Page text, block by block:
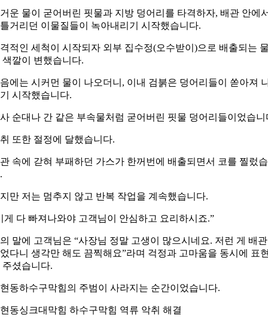
운 물이 굳어버린 핏물과 지방 덩어리를 타격하자, 배관 안에
거리던 이물질들이 녹아내리기 시작했습니다.
적인 세척이 시작되자 외부 집수정(오수받이)으로 배출되는
색깔이 변했습니다.
에는 시커먼 물이 나오더니, 이내 검붉은 덩어리들이 쏟아져
시작했습니다.
순대나 간 같은 부속물처럼 굳어버린 핏물 덩어리들이었습니
또한 절정에 달했습니다.
속에 갇혀 부패하던 가스가 한꺼번에 배출되면서 코를 찔렀
만 저는 멈추지 않고 반복 작업을 계속했습니다.
게 다 빠져나와야 고객님이 안심하고 요리하시죠.”
말에 고객님은 “사장님 정말 고생이 많으시네요. 저런 게 배
다니 생각만 해도 끔찍해요”라며 걱정과 고마움을 동시에 표
주셨습니다.
동하수구막힘의 주범이 사라지는 순간이었습니다.
동싱크대막힘 하수구막힘 역류 악취 해결